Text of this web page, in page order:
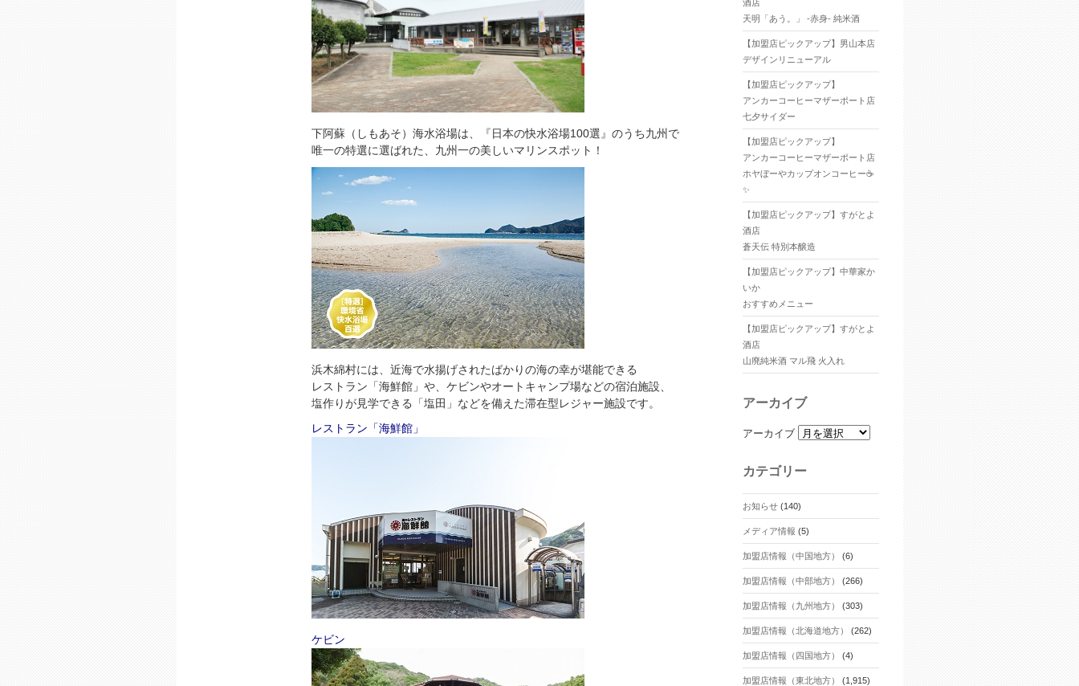
下阿蘇（しもあそ）海水浴場は、『日本の快水浴場100選』のうち九州で
唯一の特選に選ばれた、九州一の美しいマリンスポット！
浜木綿村には、近海で水揚げされたばかりの海の幸が堪能できる
レストラン「海鮮館」や、ケビンやオートキャンプ場などの宿泊施設、
塩作りが見学できる「塩田」などを備えた滞在型レジャー施設です。
レストラン「海鮮館」
ケビン
酒店
天明「あう。」 -赤身- 純米酒
【加盟店ピックアップ】男山本店
デザインリニューアル
【加盟店ピックアップ】
アンカーコーヒーマザーポート店
七夕サイダー
【加盟店ピックアップ】
アンカーコーヒーマザーポート店
ホヤぼーやカップオンコーヒー☕
✨
【加盟店ピックアップ】すがとよ
酒店
蒼天伝 特別本醸造
【加盟店ピックアップ】中華家か
いか
おすすめメニュー
【加盟店ピックアップ】すがとよ
酒店
山廃純米酒 マル飛 火入れ
アーカイブ
アーカイブ
カテゴリー
お知らせ(140)
メディア情報 (5)
加盟店情報（中国地方） (6)
加盟店情報（中部地方） (266)
加盟店情報（九州地方） (303)
加盟店情報（北海道地方） (262)
加盟店情報（四国地方） (4)
加盟店情報（東北地方） (1,915)